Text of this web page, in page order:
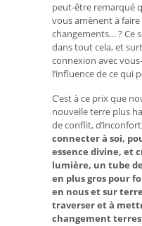
peut-être remarqué
vous amènent à
changements… ? Ce
dans tout cela, et
connexion avec
l’influence de ce qui
C’est à ce prix que
nouvelle terre plus
de conflit,
connecter à soi,
essence divine, et
lumière, un tube
en plus gros pour
en nous et sur
traverser et à
changement